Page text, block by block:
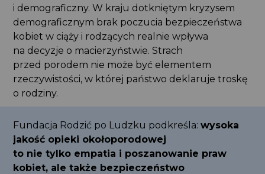
i demograficzny. W kraju dotkniętym kryzysem
demograficznym brak poczucia bezpieczeństwa
kobiet w ciąży i rodzących realnie wpływa
na decyzje o macierzyństwie. Strach
przed porodem nie może być elementem
rzeczywistości, w której państwo deklaruje troskę
o rodziny.
Fundacja Rodzić po Ludzku podkreśla:wysoka
jakość opieki okołoporodowej
to nie tylko empatia i poszanowanie praw
kobiet, ale także bezpieczeństwo